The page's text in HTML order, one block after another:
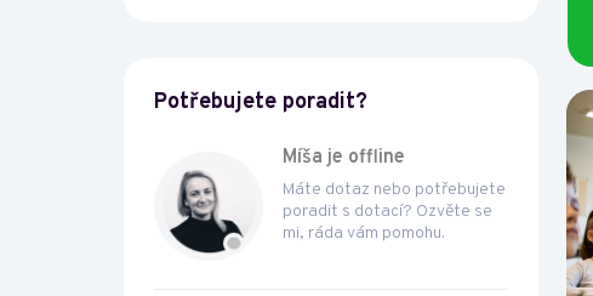
Potřebujete poradit?
Míša je offline
Máte dotaz nebo potřebujete
poradit s dotací? Ozvěte se
mi, ráda vám pomohu.